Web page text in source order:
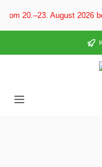
springen
20.–23. August 2026